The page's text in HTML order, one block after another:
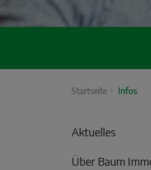
Startseite Infos
Aktuelles
Über Baum